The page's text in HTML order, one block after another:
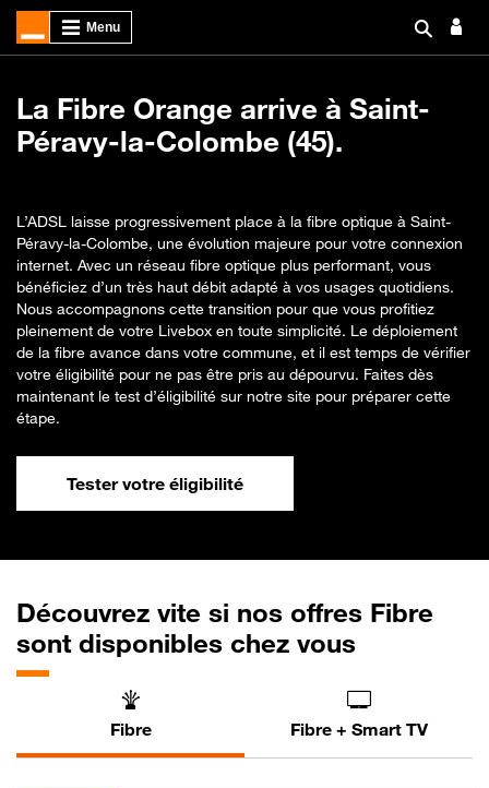
La Fibre Orange arrive à Saint-
Péravy-la-Colombe (45).
L’ADSL laisse progressivement place à la fibre optique à Saint-
Péravy-la-Colombe, une évolution majeure pour votre connexion
internet. Avec un réseau fibre optique plus performant, vous
bénéficiez d’un très haut débit adapté à vos usages quotidiens.
Nous accompagnons cette transition pour que vous profitiez
pleinement de votre Livebox en toute simplicité. Le déploiement
de la fibre avance dans votre commune, et il est temps de vérifier
votre éligibilité pour ne pas être pris au dépourvu. Faites dès
maintenant le test d’éligibilité sur notre site pour préparer cette
étape.
Tester votre éligibilité
Découvrez vite si nos offres Fibre
sont disponibles chez vous
Fibre Fibre + Smart TV